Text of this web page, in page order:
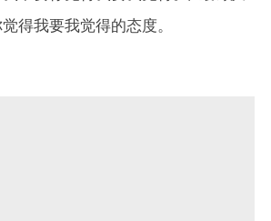
得我要我觉得的态度。